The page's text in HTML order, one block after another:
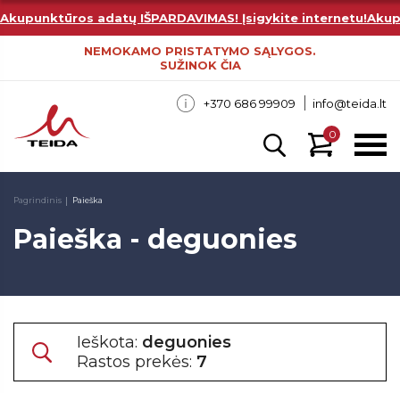
Akupunktūros adatų IŠPARDAVIMAS! Įsigykite internetu!
NEMOKAMO PRISTATYMO SĄLYGOS.
SUŽINOK ČIA
0
+370 686 99909 info@teida.lt
Pagrindinis Paieška
Paieška - deguonies
Ieškota: deguonies
Rastos prekės: 7